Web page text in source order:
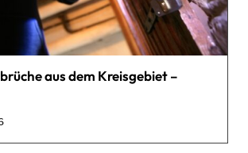
aus dem Kreisgebiet –